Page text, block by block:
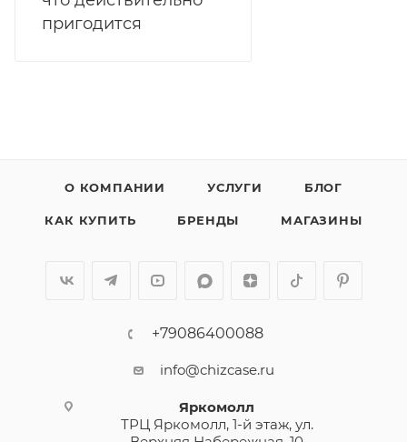
пригодится
О КОМПАНИИ УСЛУГИ БЛОГ
КАК КУПИТЬ БРЕНДЫ МАГАЗИНЫ
+79086400088
info@chizcase.ru
Яркомолл
ТРЦ Яркомолл, 1-й этаж, ул.